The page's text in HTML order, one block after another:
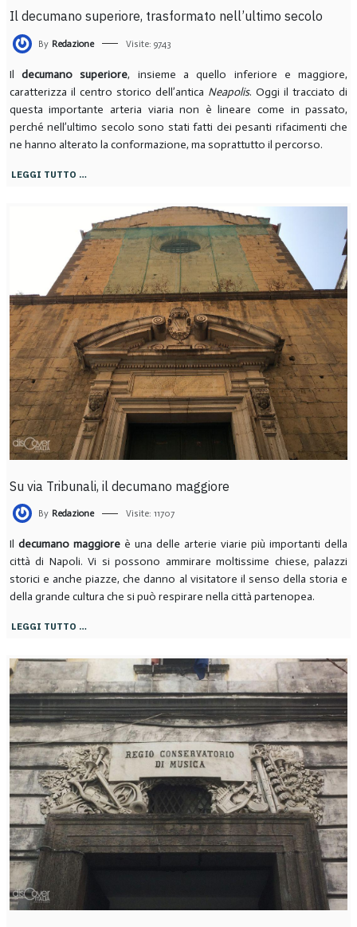
Il decumano superiore, trasformato nell’ultimo secolo
By Redazione Visite: 9743
Ildecumano superiore, insieme a quello inferiore e maggiore,
caratterizza il centro storico dell’antica Neapolis. Oggi il tracciato di
questa importante arteria viaria non è lineare come in passato,
perché nell’ultimo secolo sono stati fatti dei pesanti rifacimenti che
ne hanno alterato la conformazione, ma soprattutto il percorso.
LEGGI TUTTO …
Su via Tribunali, il decumano maggiore
By Redazione Visite: 11707
Il decumano maggioreè una delle arterie viarie più importanti della
città di Napoli. Vi si possono ammirare moltissime chiese, palazzi
storici e anche piazze, che danno al visitatore il senso della storia e
della grande cultura che si può respirare nella città partenopea.
LEGGI TUTTO …